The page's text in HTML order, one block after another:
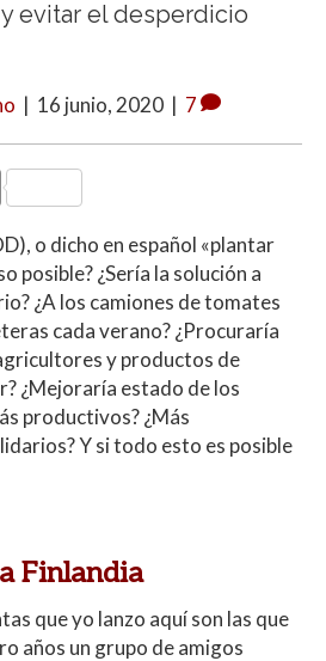
evitar el desperdicio
| 16 junio, 2020 | 7
C
o
m
p
ar
ti
r
o dicho en español «plantar
posible? ¿Sería la solución a
¿A los camiones de tomates
cada verano? ¿Procuraría
y productos de
¿Mejoraría estado de los
productivos? ¿Más
Y si todo esto es posible
Finlandia
que yo lanzo aquí son las que
años un grupo de amigos